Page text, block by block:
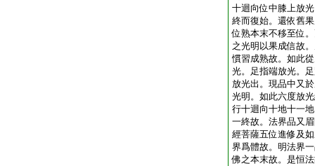
十迴向位中膝上放
終而復始。還依舊
位熟本末不移至位
之光明以果成信故
慣習成熟故。如此
光。足指端放光。
放光出。現品中又
光明。如此六度放
行十迴向十地十一
一終故。法界品又
經菩薩五位進修及
界爲體故。明法界
佛之本末故。是恒